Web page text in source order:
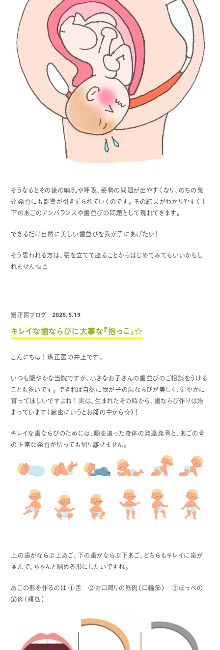
そうなるとその後の哺乳や呼吸、姿勢の問題が出やすくなり、のちの発
達発育にも影響が引きずられていくのです。 その結果がわかりやすく上
下のあごのアンバランスや歯並びの問題として現れてきます。
できるだけ自然に美しい歯並びを我が子にあげたい！
そう思われる方は、腰を立てて座ることからはじめてみてもいいかもし
れませんね☆
矯正医ブログ 2025.5.19
キレイな歯ならびに大事な『抱っこ』☆
こんにちは！ 矯正医の井上です。
いつも賑やかな当院ですが、小さなお子さんの歯並びのご相談をうける
ことも多いです。 できれば自然に我が子の歯ならびが美しく、健やかに
育ってほしいですよね！ 実は、生まれたその時から、歯ならび作りは始
まっています（厳密にいうとお腹の中から☆）！
キレイな歯ならびのためには、順を追った身体の発達発育と、あごの骨
の正常な発育が切っても切り離せません。
上の歯がならぶ上あご、下の歯がならぶ下あご、どちらもキレイに歯が
並んで、ちゃんと噛める形にしたいですね。
あごの形を作るのは ①舌 ②お口周りの筋肉（口輪筋） ③ほっぺの
筋肉（頬筋）